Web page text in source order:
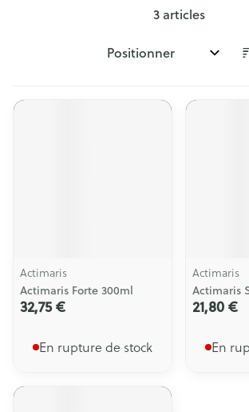
3articles
Trier par:
Actimaris
Actimaris Forte 300ml
32,75 €
En rupture de stock
Actimaris
Actimaris
21,80 €
En